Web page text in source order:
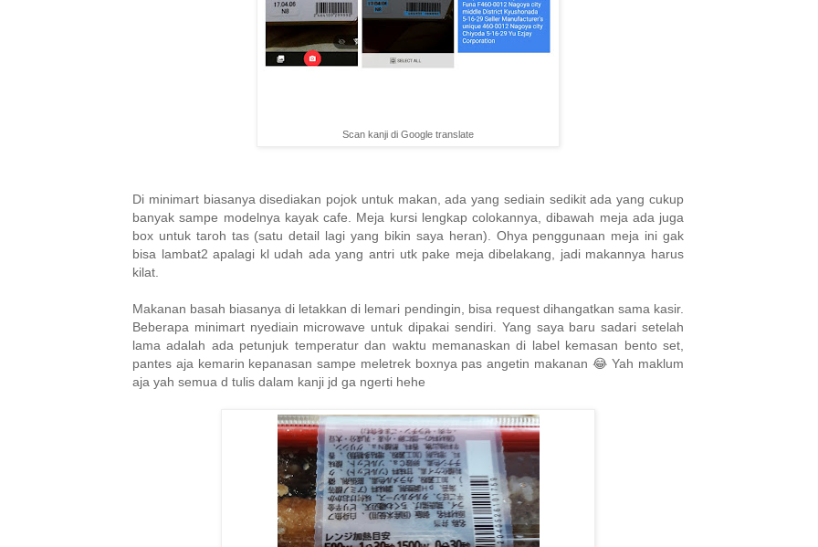
Scan kanji di Google translate
Di minimart biasanya disediakan pojok untuk makan, ada yang sediain sedikit ada yang cukup
banyak sampe modelnya kayak cafe. Meja kursi lengkap colokannya, dibawah meja ada juga
box untuk taroh tas (satu detail lagi yang bikin saya heran). Ohya penggunaan meja ini gak
bisa lambat2 apalagi kl udah ada yang antri utk pake meja dibelakang, jadi makannya harus
kilat.
Makanan basah biasanya di letakkan di lemari pendingin, bisa request dihangatkan sama kasir.
Beberapa minimart nyediain microwave untuk dipakai sendiri. Yang saya baru sadari setelah
lama adalah ada petunjuk temperatur dan waktu memanaskan di label kemasan bento set,
pantes aja kemarin kepanasan sampe meletrek boxnya pas angetin makanan 😂 Yah maklum
aja yah semua d tulis dalam kanji jd ga ngerti hehe